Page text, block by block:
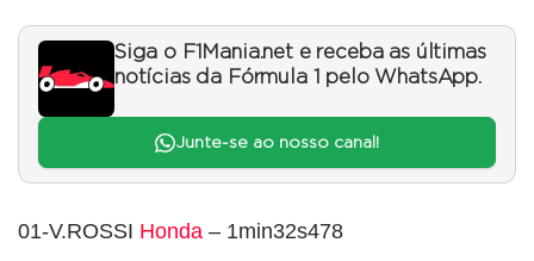
Siga o F1Mania.net e receba as últimas
notícias da Fórmula 1 pelo WhatsApp.
Junte-se ao nosso canal!
01-V.ROSSI Honda – 1min32s478